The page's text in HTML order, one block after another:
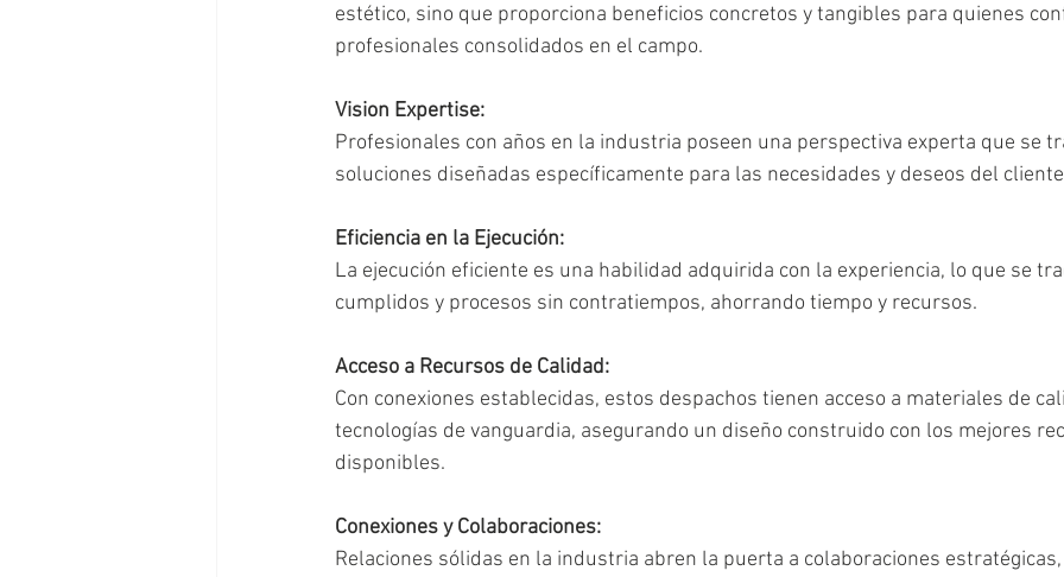
estético, sino que proporciona beneficios concretos y tangibles para quienes
profesionales consolidados en el campo.
Vision Expertise:
Profesionales con años en la industria poseen una perspectiva experta que se
soluciones diseñadas específicamente para las necesidades y deseos del
Eficiencia en la Ejecución:
La ejecución eficiente es una habilidad adquirida con la experiencia, lo que se
cumplidos y procesos sin contratiempos, ahorrando tiempo y recursos.
Acceso a Recursos de Calidad:
Con conexiones establecidas, estos despachos tienen acceso a materiales de
tecnologías de vanguardia, asegurando un diseño construido con los mejores
disponibles.
Conexiones y Colaboraciones:
Relaciones sólidas en la industria abren la puerta a colaboraciones